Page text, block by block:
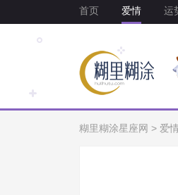
首页 爱情 运
糊里糊涂星座网 > 爱